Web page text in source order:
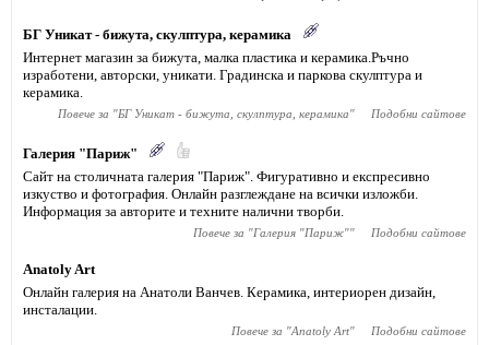
БГ Уникат - бижута, скулптура, керамика
Интернет магазин за бижута, малка пластика и керамика.Ръчно
изработени, авторски, уникати. Градинска и паркова скулптура и
керамика.
Повече за "БГ Уникат - бижута, скулптура, керамика" Подобни сайтове
Галерия "Париж"
Сайт на столичната галерия "Париж". Фигуративно и експресивно
изкуство и фотография. Онлайн разглеждане на всички изложби.
Информация за авторите и техните налични творби.
Повече за "Галерия "Париж"" Подобни сайтове
Anatoly Art
Онлайн галерия на Анатоли Ванчев. Керамика, интериорен дизайн,
инсталации.
Повече за "Anatoly Art" Подобни сайтове